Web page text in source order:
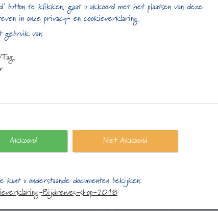
Maandag:
Dinsdag:
10:00 t/m 17:00
button te klikken, gaat u akkoord met het plaatsen van deze
in onze privacy- en cookieverklaring
gebruik van:
Akkoord Niet Akkoord
kunt u onderstaande documenten bekijken:
Bijdrewes-shop-2018